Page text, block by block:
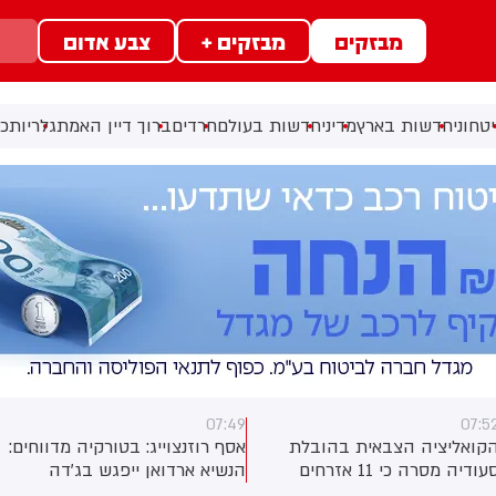
מבזקים מבזקים + צבע אדום
חדשות בארץמדיניחדשות בעולםחרדיםברוך דיין האמתגלריות
אסף רוזנצוייג: בטורקיה מדווחים:
ארדואן ייפגש בג'דה
07:48
יבוא הנפט הגולמי של ארה"ב
מסעודיה ירד לאפס בחודש יולי,